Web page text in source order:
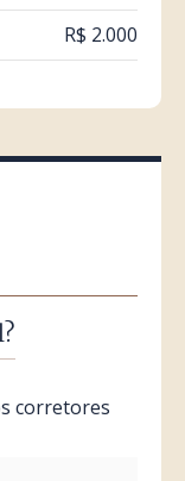
R$ 2.000
corretores